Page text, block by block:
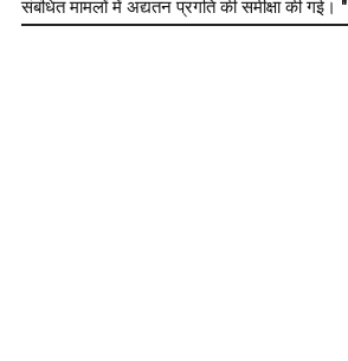
संबंधित मामलों में अद्यतन प्रगति की समीक्षा की गई। "